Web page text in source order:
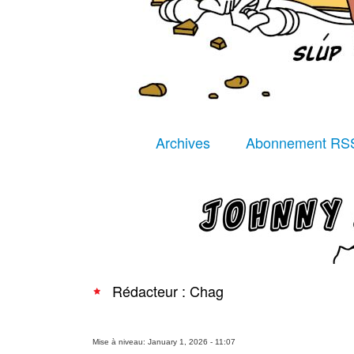
Archives Abonnement
Rédacteur : Chag
Mise à niveau: January 1, 2026 - 11:07